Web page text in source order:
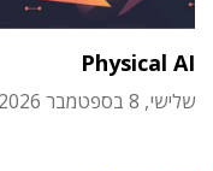
Physical AI
שלישי, 8 בספטמבר 2026